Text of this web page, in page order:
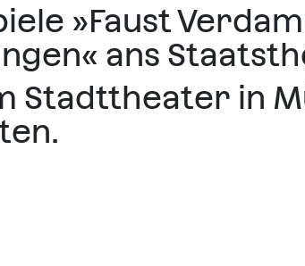
»Faust
ans
Stadttheater in